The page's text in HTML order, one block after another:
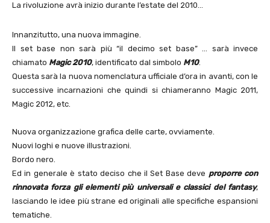
La rivoluzione avrà inizio durante l’estate del 2010…
Innanzitutto, una nuova immagine.
Il set base non sarà più “il decimo set base” … sarà invece
chiamato Magic 2010, identificato dal simbolo M10.
Questa sarà la nuova nomenclatura ufficiale d’ora in avanti, con le
successive incarnazioni che quindi si chiameranno Magic 2011,
Magic 2012, etc.
Nuova organizzazione grafica delle carte, ovviamente.
Nuovi loghi e nuove illustrazioni.
Bordo nero.
Ed in generale è stato deciso che il Set Base deve proporre con
rinnovata forza gli elementi più universali e classici del fantasy,
lasciando le idee più strane ed originali alle specifiche espansioni
tematiche.